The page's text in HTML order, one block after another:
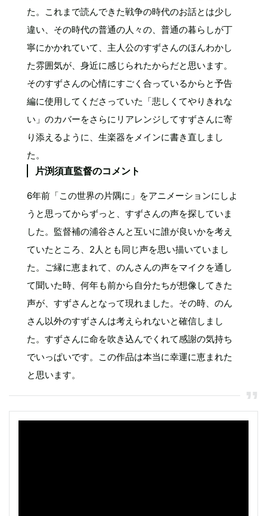
た。これまで読んできた戦争の時代のお話とは少し
違い、その時代の普通の人々の、普通の暮らしが丁
寧にかかれていて、主人公のすずさんのほんわかし
た雰囲気が、身近に感じられたからだと思います。
そのすずさんの心情にすごく合っているからと予告
編に使用してくださっていた「悲しくてやりきれな
い」のカバーをさらにリアレンジしてすずさんに寄
り添えるように、生楽器をメインに書き直しまし
た。
片渕須直監督のコメント
6年前「この世界の片隅に」をアニメーションにしよ
うと思ってからずっと、すずさんの声を探していま
した。監督補の浦谷さんと互いに誰が良いかを考え
ていたところ、2人とも同じ声を思い描いていまし
た。ご縁に恵まれて、のんさんの声をマイクを通し
て聞いた時、何年も前から自分たちが想像してきた
声が、すずさんとなって現れました。その時、のん
さん以外のすずさんは考えられないと確信しまし
た。すずさんに命を吹き込んでくれて感謝の気持ち
でいっぱいです。この作品は本当に幸運に恵まれた
と思います。